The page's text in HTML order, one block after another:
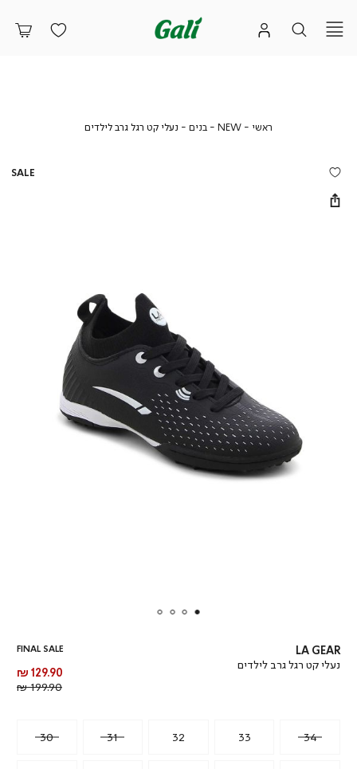
ראשי ראשי
NEW
NEW
בנים בניםנעלי קט רגל גרב לילדיםנעלי
LA GEAR
נעלי קט רגל גרב לילדים
FINAL SALE
מחיר
מוצר
129.90 ₪
199.90 ₪
30 31 32 33 34
SALE